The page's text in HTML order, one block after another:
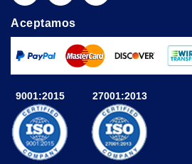
Aceptamos
9001:2015 27001:2013